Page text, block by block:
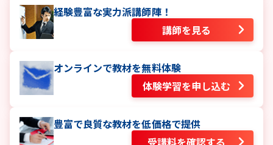
経験豊富な実力派講師陣！
講師を見る
オンラインで教材を無料体験
体験学習を申し込む
豊富で良質な教材を低価格で提供